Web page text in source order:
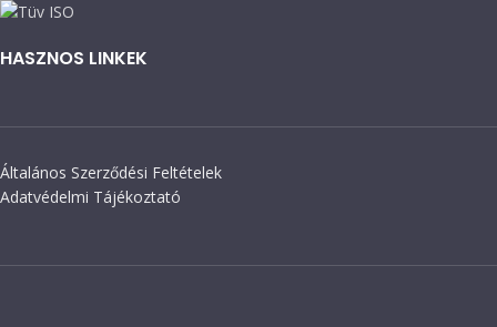
HASZNOS LINKEK
Általános Szerződési Feltételek
Adatvédelmi Tájékoztató